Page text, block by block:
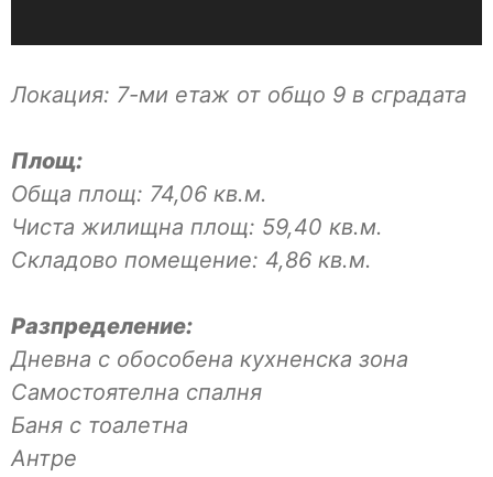
Локация: 7-ми етаж от общо 9 в сградата
Площ:
Обща площ: 74,06 кв.м.
Чиста жилищна площ: 59,40 кв.м.
Складово помещение: 4,86 кв.м.
Разпределение:
Дневна с обособена кухненска зона
Самостоятелна спалня
Баня с тоалетна
Антре